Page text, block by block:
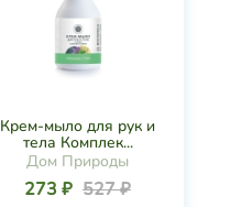
Крем-мыло для рук и
тела Комплек...
Дом Природы
273 ₽ 527 ₽